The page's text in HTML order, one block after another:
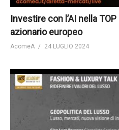
Investire con l’AI nella
azionario europeo
AcomeA 24 LUGLIO 2024